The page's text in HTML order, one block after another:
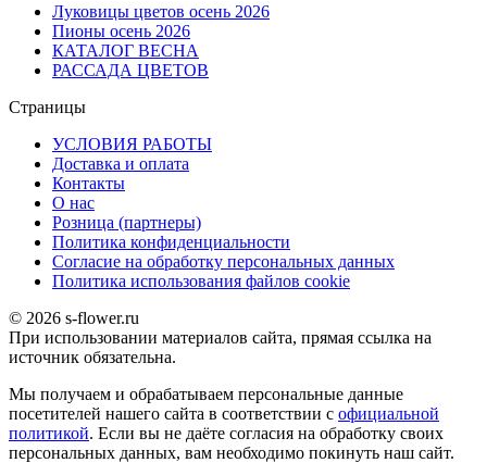
Луковицы цветов осень 2026
Пионы осень 2026
КАТАЛОГ ВЕСНА
РАССАДА ЦВЕТОВ
Страницы
УСЛОВИЯ РАБОТЫ
Доставка и оплата
Контакты
О наc
Розница (партнеры)
Политика конфиденциальности
Согласие на обработку персональных данных
Политика использования файлов сookie
© 2026 s-flower.ru
При использовании материалов сайта, прямая ссылка на
источник обязательна.
Мы получаем и обрабатываем персональные данные
посетителей нашего сайта в соответствии с официальной
политикой. Если вы не даёте согласия на обработку своих
персональных данных, вам необходимо покинуть наш сайт.